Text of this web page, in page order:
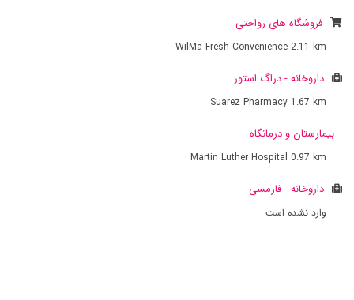
فروشگاه های رواحتی
WilMa Fresh Convenience 2.11 km
داروخانه - دراگ استور
Suarez Pharmacy 1.67 km
بیمارستان و درمانگاه
Martin Luther Hospital 0.97 km
داروخانه - فارمسی
وارد نشده است